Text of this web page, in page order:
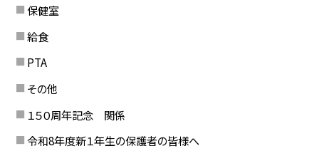
保健室
給食
PTA
その他
１５０周年記念 関係
令和8年度新１年生の保護者の皆様へ